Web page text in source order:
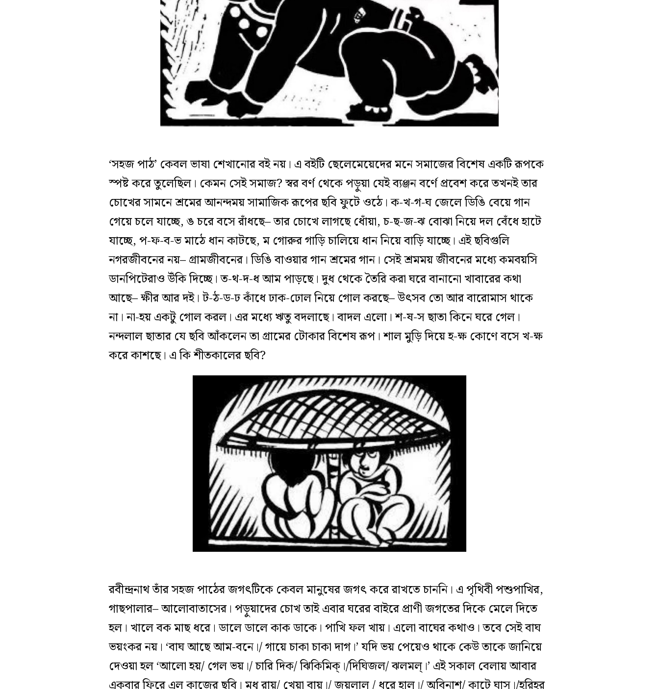
‘সহজ পাঠ’ কেবল ভাষা শেখানোর বই নয়। এ বইটি ছেলেমেয়েদের মনে সমাজের বিশেষ একটি রূপকে
স্পষ্ট করে তুলেছিল। কেমন সেই সমাজ? স্বর বর্ণ থেকে পড়ুয়া যেই ব্যঞ্জন বর্ণে প্রবেশ করে তখনই তার
চোখের সামনে শ্রমের আনন্দময় সামাজিক রূপের ছবি ফুটে ওঠে। ক-খ-গ-ঘ জেলে ডিঙি বেয়ে গান
গেয়ে চলে যাচ্ছে, ঙ চরে বসে রাঁধছে– তার চোখে লাগছে ধোঁয়া, চ-ছ-জ-ঝ বোঝা নিয়ে দল বেঁধে হাটে
যাচ্ছে, প-ফ-ব-ভ মাঠে ধান কাটছে, ম গোরুর গাড়ি চালিয়ে ধান নিয়ে বাড়ি যাচ্ছে। এই ছবিগুলি
নগরজীবনের নয়– গ্রামজীবনের। ডিঙি বাওয়ার গান শ্রমের গান। সেই শ্রমময় জীবনের মধ্যে কমবয়সি
ডানপিটেরাও উঁকি দিচ্ছে। ত-থ-দ-ধ আম পাড়ছে। দুধ থেকে তৈরি করা ঘরে বানানো খাবারের কথা
আছে– ক্ষীর আর দই। ট-ঠ-ড-ঢ কাঁধে ঢাক-ঢোল নিয়ে গোল করছে– উৎসব তো আর বারোমাস থাকে
না। না-হয় একটু গোল করল। এর মধ্যে ঋতু বদলাছে। বাদল এলো। শ-ষ-স ছাতা কিনে ঘরে গেল।
নন্দলাল ছাতার যে ছবি আঁকলেন তা গ্রামের টোকার বিশেষ রূপ। শাল মুড়ি দিয়ে হ-ক্ষ কোণে বসে খ-ক্ষ
করে কাশছে। এ কি শীতকালের ছবি?
রবীন্দ্রনাথ তাঁর সহজ পাঠের জগৎটিকে কেবল মানুষের জগৎ করে রাখতে চাননি। এ পৃথিবী পশুপাখির,
গাছপালার– আলোবাতাসের। পড়ুয়াদের চোখ তাই এবার ঘরের বাইরে প্রাণী জগতের দিকে মেলে দিতে
হল। খালে বক মাছ ধরে। ডালে ডালে কাক ডাকে। পাখি ফল খায়। এলো বাঘের কথাও। তবে সেই বাঘ
ভয়ংকর নয়। ‘বাঘ আছে আম-বনে।/ গায়ে চাকা চাকা দাগ।’ যদি ভয় পেয়েও থাকে কেউ তাকে জানিয়ে
দেওয়া হল ‘আলো হয়/ গেল ভয়।/ চারি দিক/ ঝিকিমিক্‌।/দিঘিজল/ ঝলমল্‌।’ এই সকাল বেলায় আবার